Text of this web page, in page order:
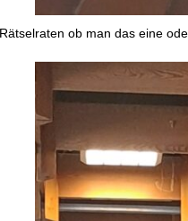
Rätselraten ob man das eine